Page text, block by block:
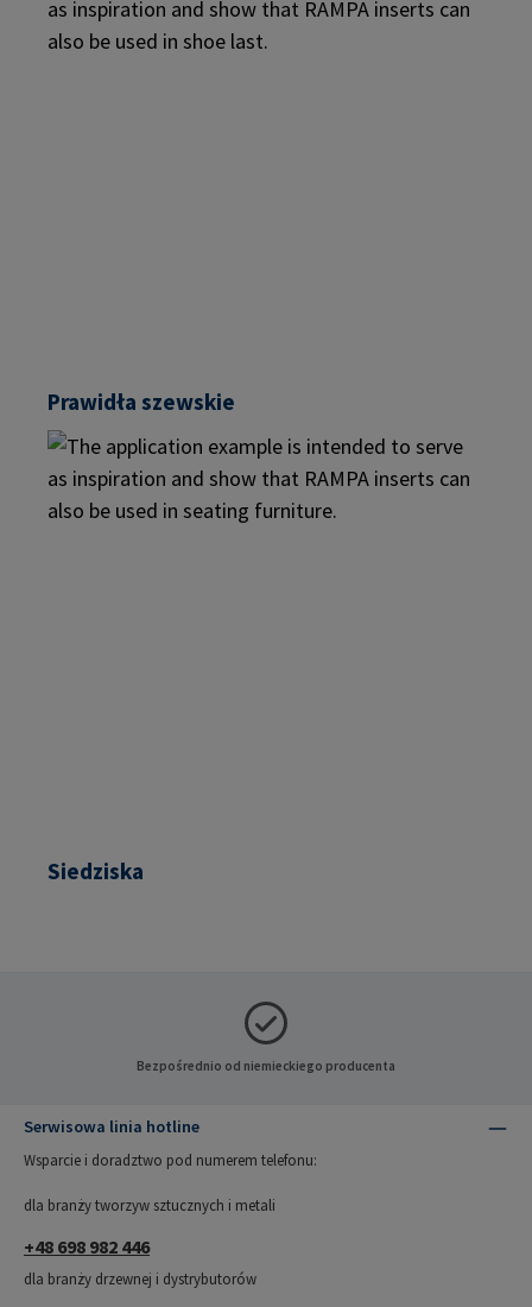
Prawidła szewskie
Siedziska
Bezpośrednio od niemieckiego producenta
Serwisowa linia hotline
Wsparcie i doradztwo pod numerem telefonu:
dla branży tworzyw sztucznych i metali
+48 698 982 446
dla branży drzewnej i dystrybutorów